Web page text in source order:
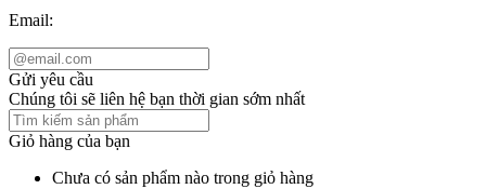
Email:
Gửi yêu cầu
Chúng tôi sẽ liên hệ bạn thời gian sớm nhất
Giỏ hàng của bạn
Chưa có sản phẩm nào trong giỏ hàng